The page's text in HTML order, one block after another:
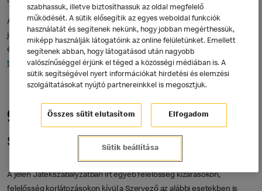
A Progress Promotion Kft. részletes, az érintettek jogait és
jogorvoslati lehetőségeit is tartalmazó Adatkezelési Tájékoztatója itt
érhető el:https://www.mcdonalds.com/hu/hu-hu/adatkezelesi-
tajekoztato-.html.
9. Felelősségi
szabályok
A jelen Játékszabályzatban írt egyéb felelősség kizárásokon,
felelősség korlátozásokon kívül a Szervező az alábbi esetekben is
szabhassuk, illetve biztosíthassuk az oldal megfelelő
működését. A sütik elősegítik az egyes weboldal funkciók
használatát és segítenek nekünk, hogy jobban megérthessük,
miképp használják látogatóink az online felületünket. Emellett
segítenek abban, hogy látogatásod után nagyobb
valószínűséggel érjünk el téged a közösségi médiában is. A
sütik segítségével nyert információkat hirdetési és elemzési
szolgáltatásokat nyújtó partnereinkkel is megosztjuk.
Összes sütit elutasítom Elfogadom
Sütik beállítása